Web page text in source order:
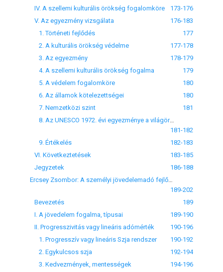
IV. A szellemi kulturális örökség fogalomköre
173-176
V. Az egyezmény vizsgálata
176-183
1. Történeti fejlődés
177
2. A kulturális örökség védelme
177-178
3. Az egyezmény
178-179
4. A szellemi kulturális örökség fogalma
179
5. A védelem fogalomköre
180
6. Az államok kötelezettségei
180
7. Nemzetközi szint
181
8. Az UNESCO 1972. évi egyezménye a világörökségről
181-182
9. Értékelés
182-183
VI. Következtetések
183-185
Jegyzetek
186-188
189-202
Bevezetés
189
I. A jövedelem fogalma, típusai
189-190
II. Progresszivitás vagy lineáris adómérték
190-196
1. Progresszív vagy lineáris Szja rendszer
190-192
2. Egykulcsos szja
192-194
3. Kedvezmények, mentességek
194-196